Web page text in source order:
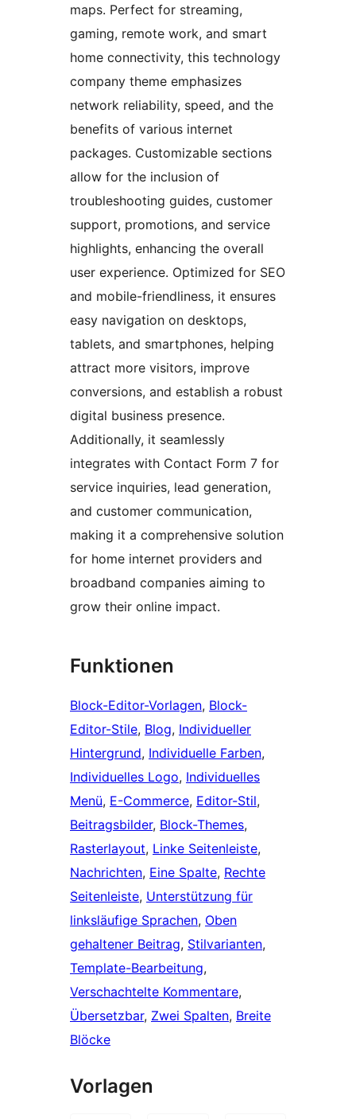
maps. Perfect for streaming,
gaming, remote work, and smart
home connectivity, this technology
company theme emphasizes
network reliability, speed, and the
benefits of various internet
packages. Customizable sections
allow for the inclusion of
troubleshooting guides, customer
support, promotions, and service
highlights, enhancing the overall
user experience. Optimized for SEO
and mobile-friendliness, it ensures
easy navigation on desktops,
tablets, and smartphones, helping
attract more visitors, improve
conversions, and establish a robust
digital business presence.
Additionally, it seamlessly
integrates with Contact Form 7 for
service inquiries, lead generation,
and customer communication,
making it a comprehensive solution
for home internet providers and
broadband companies aiming to
grow their online impact.
Funktionen
Block-Editor-Vorlagen, Block-
Editor-Stile, Blog, Individueller
Hintergrund, Individuelle Farben
Individuelles Logo, Individuelles
Menü, E-Commerce, Editor-Stil
Beitragsbilder, Block-Themes
Rasterlayout, Linke Seitenleiste
Nachrichten, Eine Spalte, Rechte
Seitenleiste, Unterstützung für
linksläufige Sprachen, Oben
gehaltener Beitrag, Stilvarianten
Template-Bearbeitung
Verschachtelte Kommentare
Übersetzbar, Zwei Spalten, Breite
Blöcke
Vorlagen